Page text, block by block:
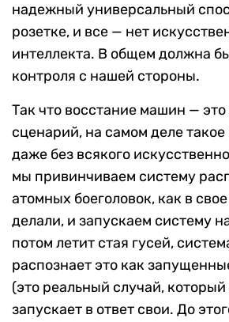
надежный универсальный
розетке, и все — нет
интеллекта. В общем должна
контроля с нашей стороны.
Так что восстание машин —
сценарий, на самом деле
даже без всякого
мы привинчиваем систему
атомных боеголовок, как в
делали, и запускаем систему
потом летит стая гусей,
распознает это как
(это реальный случай,
запускает в ответ свои. До